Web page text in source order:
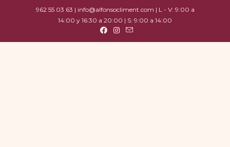
962 55 03 63 | info@alfonsocliment.com | L - V: 9:00 a
14:00 y 16:30 a 20:00 | S: 9:00 a 14:00